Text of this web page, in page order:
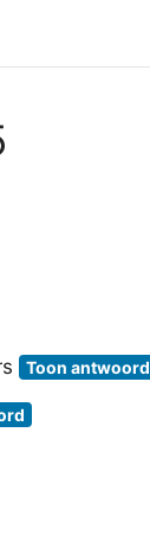
Toon antwoord